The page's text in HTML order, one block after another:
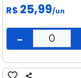
R$ 25,99/un
-